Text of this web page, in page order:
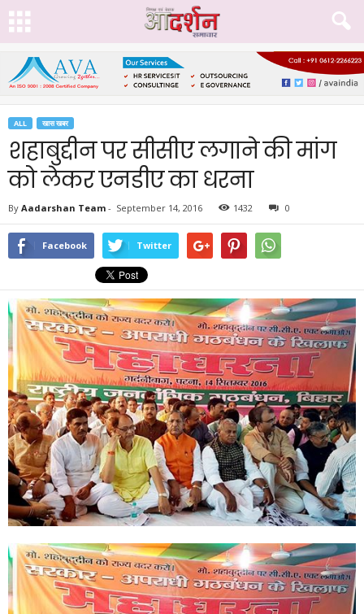
ALL खास खबर
शहाबुद्दीन पर सीसीए लगाने की मांग
को लेकर एनडीए का धरना
By Aadarshan Team - September 14, 2016 1432 0
Facebook Twitter